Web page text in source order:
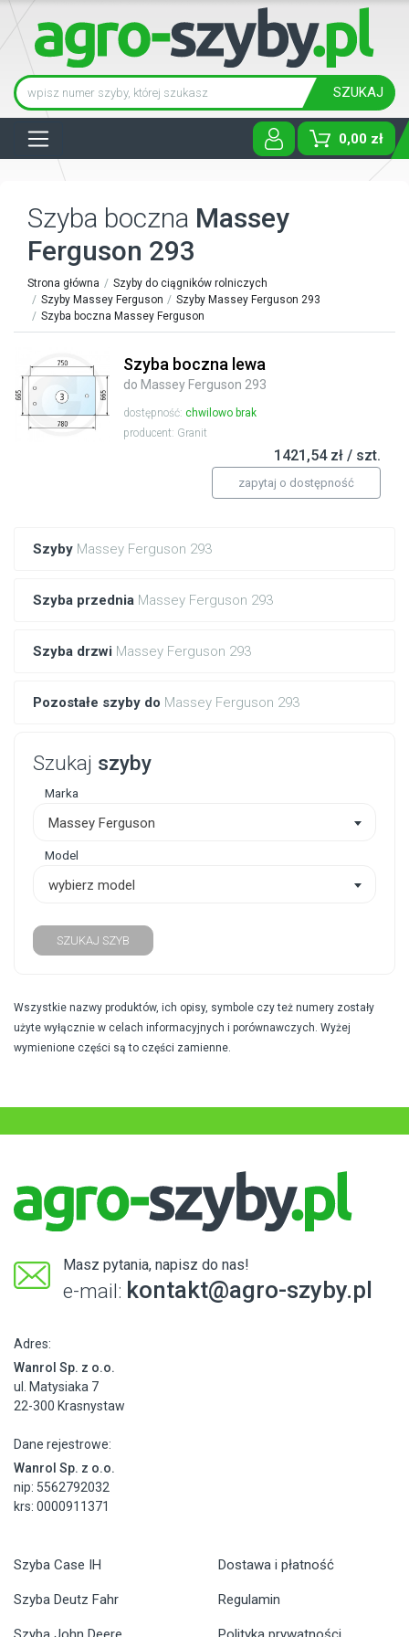
SZUKAJ
0,00 zł
Szyby Massey Ferguson 293
Szyba przednia Massey Ferguson 293
Szyba drzwi Massey Ferguson 293
Pozostałe szyby do Massey Ferguson 293
Szukaj szyby
Marka
Massey Ferguson
Model
wybierz model
SZUKAJ SZYB
Szyba boczna Massey
Ferguson 293
Strona główna
Szyby do ciągników rolniczych
Szyby Massey Ferguson
Szyby Massey Ferguson 293
Szyba boczna Massey Ferguson
Szyba boczna lewa
do Massey Ferguson 293
dostępność: chwilowo brak
producent: Granit
1421,54 zł / szt.
zapytaj o dostępność
Wszystkie nazwy produktów, ich opisy, symbole czy też numery zostały
użyte wyłącznie w celach informacyjnych i porównawczych. Wyżej
wymienione części są to części zamienne.
Masz pytania, napisz do nas!
e-mail: kontakt@agro-szyby.pl
Adres:
Wanrol Sp. z o.o.
ul. Matysiaka 7
22-300 Krasnystaw
Dane rejestrowe:
Wanrol Sp. z o.o.
nip: 5562792032
krs: 0000911371
Szyba Case IH
Szyba Deutz Fahr
Dostawa i płatność
Regulamin